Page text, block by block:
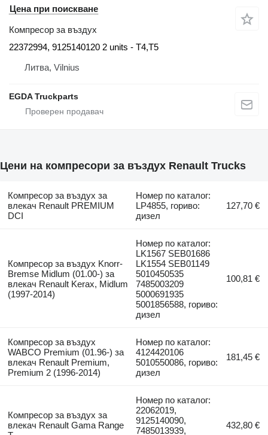
Цена при поискване
Компресор за въздух
22372994, 9125140120 2 units - T4,T5
Литва, Vilnius
EGDA Truckparts
Цени на компресори за въздух Renault Trucks
Компресор за въздух за
влекач Renault PREMIUM
DCI
Номер по каталог:
LP4855, гориво:
дизел
127,70 €
Компресор за въздух Knorr-
Bremse Midlum (01.00-) за
влекач Renault Kerax, Midlum
(1997-2014)
Номер по каталог:
LK1567 SEB01686
LK1554 SEB01149
5010450535
7485003209
5000691935
5001856588, гориво:
дизел
100,81 €
Компресор за въздух
WABCO Premium (01.96-) за
влекач Renault Premium,
Premium 2 (1996-2014)
Номер по каталог:
4124420106
5010550086, гориво:
дизел
181,45 €
Компресор за въздух за
влекач Renault Gama Range
Номер по каталог:
22062019,
9125140090,
7485013939,
432,80 €